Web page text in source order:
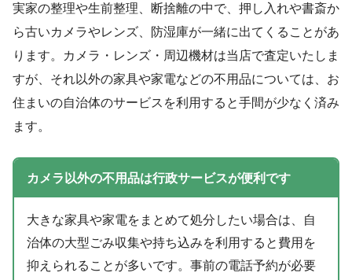
実家の整理や生前整理、断捨離の中で、押し入れや書斎か
ら古いカメラやレンズ、防湿庫が一緒に出てくることがあ
ります。カメラ・レンズ・周辺機材は当店で査定いたしま
すが、それ以外の家具や家電などの不用品については、お
住まいの自治体のサービスを利用すると手間が少なく済み
ます。
カメラ以外の不用品は行政サービスが便利です
大きな家具や家電をまとめて処分したい場合は、自
治体の大型ごみ収集や持ち込みを利用すると費用を
抑えられることが多いです。事前の電話予約が必要